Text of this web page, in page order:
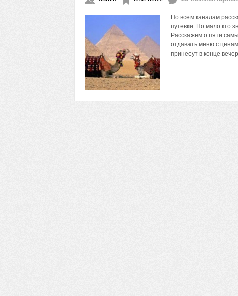
По всем каналам
путевки. Но мало кто
Расскажем о пяти
отдавать меню с
принесут в конце